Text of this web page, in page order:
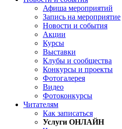
Афиша мероприятий
Запись на мероприятие
Новости и события
Акции
Курсы
Выставки
Клубы и сообщества
Конкурсы и проекты
Фотогалерея
Видео
Фотоконкурсы
Читателям
Как записаться
Услуги ОНЛАЙН